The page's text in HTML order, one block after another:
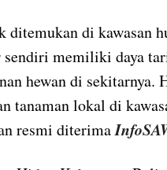
ditemukan di kawasan
memiliki daya
hewan di
tanaman lokal di
resmi diterima